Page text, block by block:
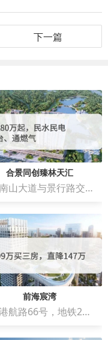
下一篇
合景同创臻林天汇
南山南山大道与景行路交汇处西南侧
前海宸湾
南山港航路66号，地铁2号线和5号线赤湾地铁站C出口